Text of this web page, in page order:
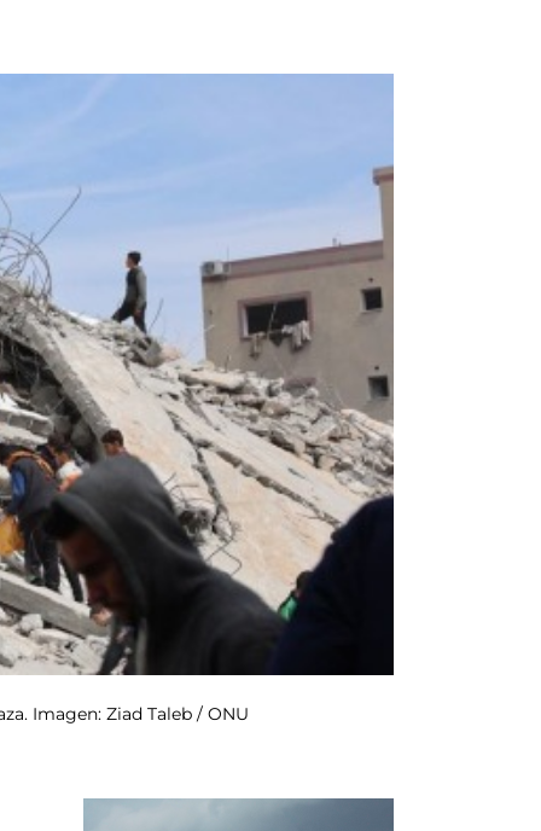
Imagen: Ziad Taleb / ONU